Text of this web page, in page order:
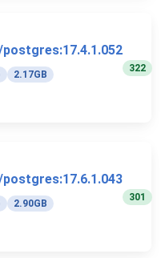
2.17GB
322
2.90GB
301